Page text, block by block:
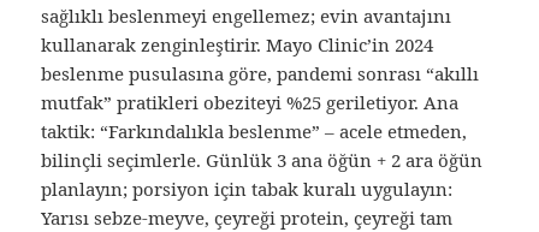
sağlıklı beslenmeyi engellemez; evin avantajını
kullanarak zenginleştirir. Mayo Clinic’in 2024
beslenme pusulasına göre, pandemi sonrası “akıllı
mutfak” pratikleri obeziteyi %25 geriletiyor. Ana
taktik: “Farkındalıkla beslenme” – acele etmeden,
bilinçli seçimlerle. Günlük 3 ana öğün + 2 ara öğün
planlayın; porsiyon için tabak kuralı uygulayın:
Yarısı sebze-meyve, çeyreği protein, çeyreği tam